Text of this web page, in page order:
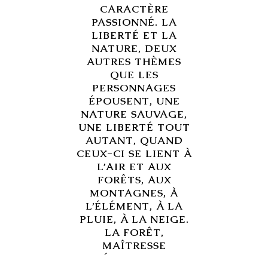
CARACTÈRE
PASSIONNÉ. LA
LIBERTÉ ET LA
NATURE, DEUX
AUTRES THÈMES
QUE LES
PERSONNAGES
ÉPOUSENT, UNE
NATURE SAUVAGE,
UNE LIBERTÉ TOUT
AUTANT, QUAND
CEUX-CI SE LIENT À
L’AIR ET AUX
FORÊTS, AUX
MONTAGNES, À
L’ÉLÉMENT, À LA
PLUIE, À LA NEIGE.
LA FORÊT,
MAÎTRESSE